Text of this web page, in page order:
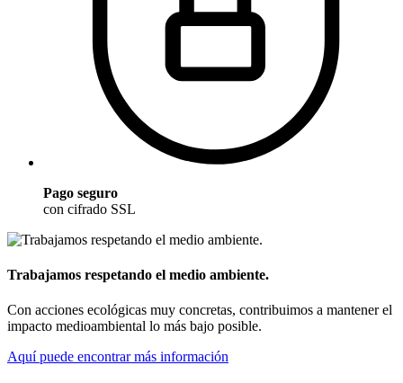
Pago seguro
con cifrado SSL
Trabajamos respetando el medio ambiente.
Con acciones ecológicas muy concretas, contribuimos a mantener el
impacto medioambiental lo más bajo posible.
Aquí puede encontrar más información